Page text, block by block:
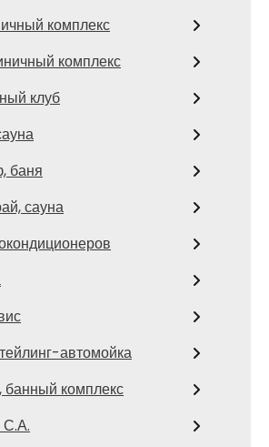
комплекс
комплекс
клуб
баня
сауна
автомойка
комплекс